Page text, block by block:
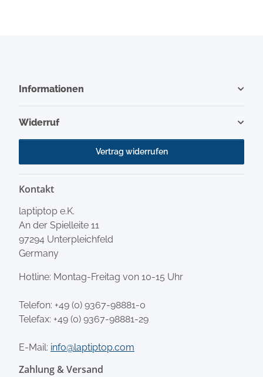
Informationen
Widerruf
Vertrag widerrufen
Kontakt
laptiptop e.K.
An der Spielleite 11
97294 Unterpleichfeld
Germany
Hotline: Montag-Freitag von 10-15 Uhr
Telefon: +49 (0) 9367-98881-0
Telefax: +49 (0) 9367-98881-29
E-Mail: info@laptiptop.com
Zahlung & Versand